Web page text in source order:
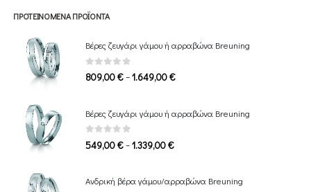
ΠΡΟΤΕΙΝΌΜΕΝΑ ΠΡΟΪΌΝΤΑ
Βέρες ζευγάρι γάμου ή αρραβώνα Breuning
0out of 5
809,00€–1.649,00€Price
through
Βέρες ζευγάρι γάμου ή αρραβώνα Breuning
0 out of 5
549,00€–1.339,00€Price
through
Ανδρική βέρα γάμου/αρραβώνα Breuning